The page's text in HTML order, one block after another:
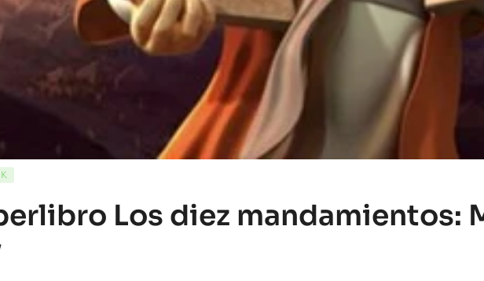
Los diez mandamientos: